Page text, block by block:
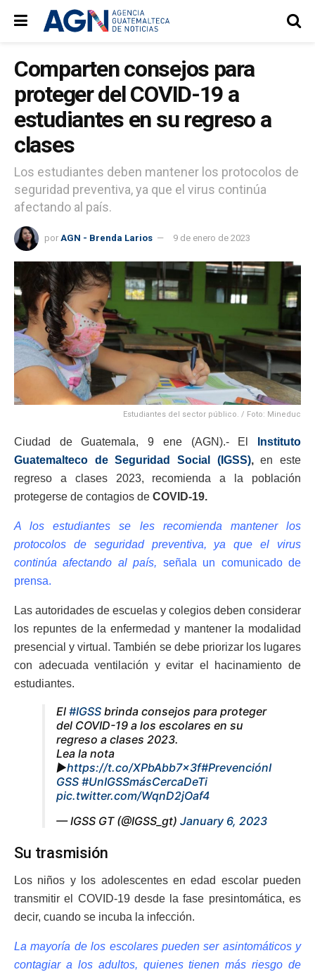
Comparten consejos para
proteger del COVID-19 a
estudiantes en su regreso a
clases
Los estudiantes deben mantener los protocolos de
seguridad preventiva, ya que el virus continúa
afectando al país.
por AGN - Brenda Larios 9 de enero de 2023
Estudiantes del sector público. / Foto: Mineduc
Ciudad de Guatemala, 9 ene (AGN).- El
Instituto
Guatemalteco de Seguridad Social (IGSS),en este
regreso a clases 2023, recomienda a la población
protegerse de contagios de COVID-19.
A los estudiantes se les recomienda mantener los
protocolos de seguridad preventiva, ya que el virus
continúa afectando al país, señala un comunicado de
prensa.
Las autoridades de escuelas y colegios deben considerar
los repuntes de la enfermedad y mantener la modalidad
presencial y virtual. También se debe priorizar los lugares
con adecuada ventilación y evitar el hacinamiento de
estudiantes.
El #IGSS brinda consejos para proteger
del COVID-19 a los escolares en su
regreso a clases 2023.
Lea la nota
►https://t.co/XPbAbb7x3f#PrevenciónI
GSS #UnIGSSmásCercaDeTi
pic.twitter.com/WqnD2jOaf4
— IGSS GT (@IGSS_gt) January 6, 2023
Su trasmisión
Los niños y los adolescentes en edad escolar pueden
transmitir el COVID-19 desde la fase presintomática, es
decir, cuando se incuba la infección.
La mayoría de los escolares pueden ser asintomáticos y
contagiar a los adultos, quienes tienen más riesgo de